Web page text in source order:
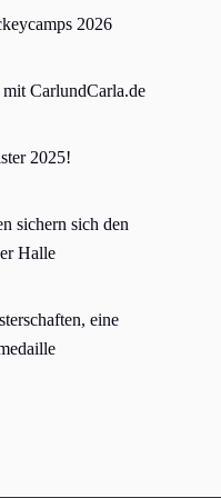
2026
CarlundCarla.de
2025!
sichern sich den
Halle
eine